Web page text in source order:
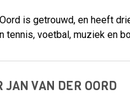
is getrouwd, en heeft
tennis, voetbal, muziek en
JAN VAN DER OORD